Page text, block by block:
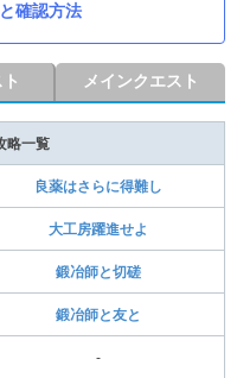
確認方法
メインクエスト
略一覧
良薬はさらに得難し
大工房躍進せよ
鍛冶師と切磋
鍛冶師と友と
-